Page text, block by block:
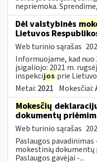
nepriemoka.
Dėl valstybinės
Lietuvos
Web turinio sąrašas
Informuojame, kad nuo
įsigaliojo: 2021 m.
inspekcijos prie
Metai: 2021 Mokesčiai:
Mokesčių
dokumentų
Web turinio sąrašas
Paslaugos pavadinimas
mokestinių
Paslaugos gavėjai -...